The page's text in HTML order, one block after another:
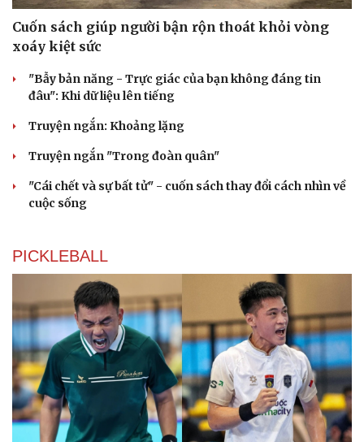
Cuốn sách giúp người bận rộn thoát khỏi vòng
xoáy kiệt sức
"Bẫy bản năng - Trực giác của bạn không đáng tin
đâu": Khi dữ liệu lên tiếng
Truyện ngắn: Khoảng lặng
Truyện ngắn "Trong đoàn quân"
"Cái chết và sự bất tử" - cuốn sách thay đổi cách nhìn về
cuộc sống
PICKLEBALL